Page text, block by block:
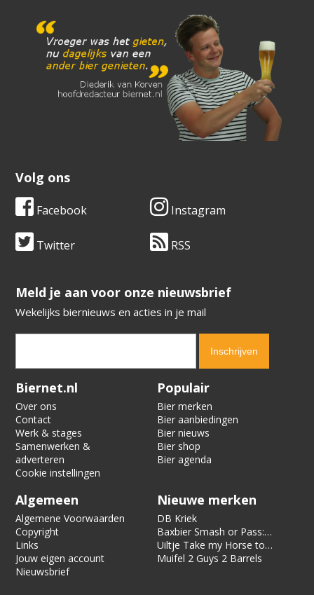
Volg ons
Facebook Instagram
Twitter RSS
​​​​​​​Meld je aan voor onze nieuwsbrief
Wekelijks biernieuws en acties in je mail
Verification code:
Biernet.nl
Over ons
Contact
Werk & stages
Samenwerken &
adverteren
Cookie instellingen
Populair
Bier merken
Bier aanbiedingen
Bier nieuws
Bier shop
Bier agenda
Algemeen
Algemene Voorwaarden
Copyright
Links
Jouw eigen account
Nieuwsbrief
Nieuwe merken
DB Kriek
Baxbier Smash or Pass:
Strata
Uiltje Take my Horse to
the Hotel Room
Muifel 2 Guys 2 Barrels